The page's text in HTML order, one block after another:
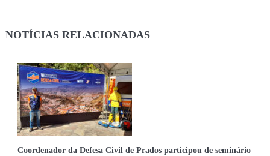
NOTÍCIAS RELACIONADAS
Coordenador da Defesa Civil de Prados participou de seminário